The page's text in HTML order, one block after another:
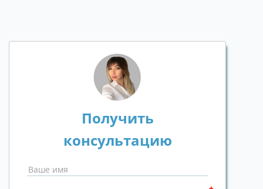
Получить
консультацию